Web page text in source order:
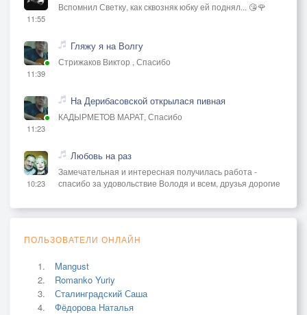
11:55
Вспомнил Светку, как сквозняк юбку ей поднял... 😘🌹
11:39
Гляжу я на Волгу
Стрижаков Виктор , Спасибо
11:23
На Дерибасовской открылася пивная
КАДЫРМЕТОВ МАРАТ, Спасибо
10:23
Любовь на раз
Замечательная и интересная получилась работа -
спасибо за удовольствие Володя и всем, друзья дорогие
ПОЛЬЗОВАТЕЛИ ОНЛАЙН
Mangust
Romanko Yuriy
Сталинградский Саша
Фёдорова Наталья